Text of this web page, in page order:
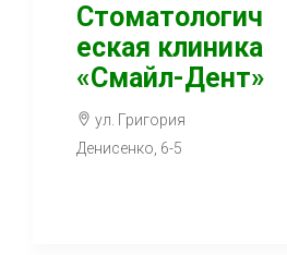
Стоматологич
еская клиника
«Смайл-Дент»
ул. Григория
Денисенко, 6-5